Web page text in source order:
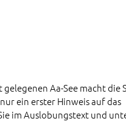
Aa-See macht die
ein erster Hinweis auf das
im Auslobungstext und